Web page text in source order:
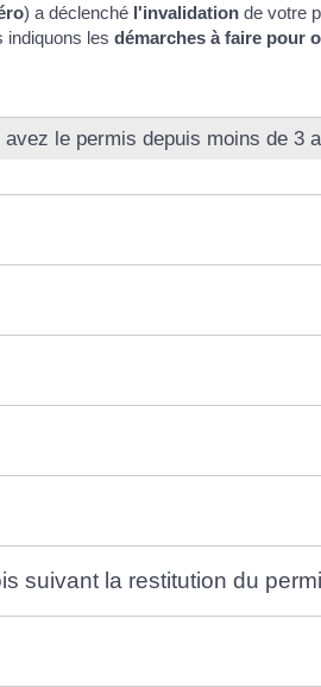
) a déclenché l'invalidation de votre
indiquons les démarches à faire pour
avez le permis depuis moins de 3
suivant la restitution du